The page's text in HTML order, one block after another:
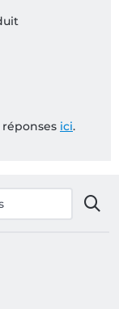
réponses ici.